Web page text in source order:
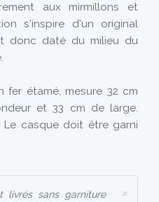
aux mirmillons et
s'inspire d'un original
donc daté du milieu du
étamé, mesure 32 cm
et 33 cm de large.
Le casque doit être garni
×
livrés sans garniture